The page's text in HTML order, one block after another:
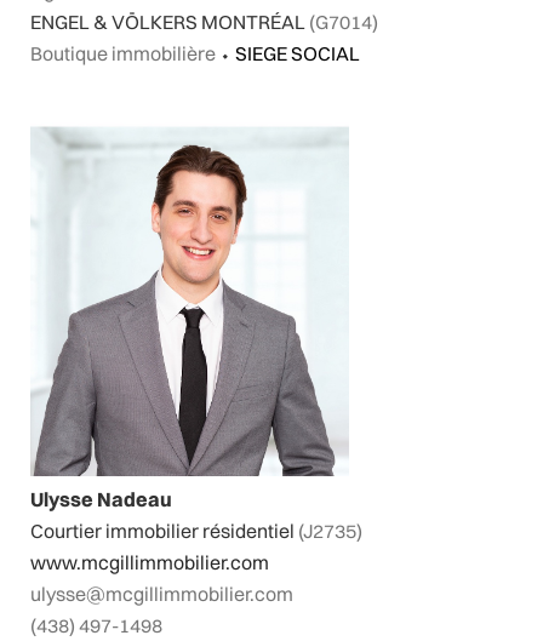
ENGEL & VÖLKERS MONTRÉAL (G7014)
Boutique immobilière ⬩ SIEGE SOCIAL
Ulysse Nadeau
Courtier immobilier résidentiel (J2735)
www.mcgillimmobilier.com
ulysse@mcgillimmobilier.com
(438) 497-1498